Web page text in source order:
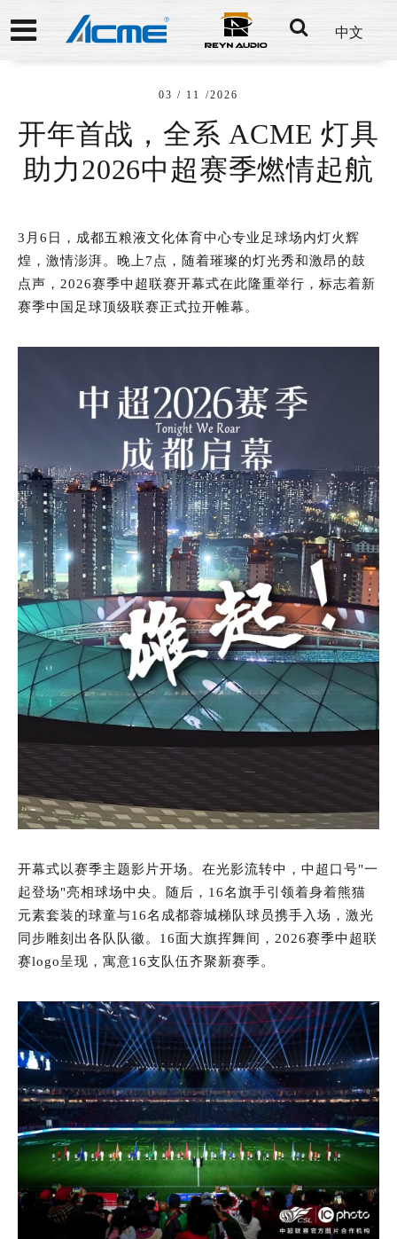
中文
03 / 11 /2026
开年首战，全系 ACME 灯具
助力2026中超赛季燃情起航
3月6日，成都五粮液文化体育中心专业足球场内灯火辉
煌，激情澎湃。晚上7点，随着璀璨的灯光秀和激昂的鼓
点声，2026赛季中超联赛开幕式在此隆重举行，标志着新
赛季中国足球顶级联赛正式拉开帷幕。
开幕式以赛季主题影片开场。在光影流转中，中超口号"一
起登场"亮相球场中央。随后，16名旗手引领着身着熊猫
元素套装的球童与16名成都蓉城梯队球员携手入场，激光
同步雕刻出各队队徽。16面大旗挥舞间，2026赛季中超联
赛logo呈现，寓意16支队伍齐聚新赛季。